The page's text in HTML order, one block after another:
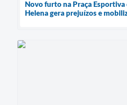
Novo furto na Praça
Helena gera prejuízos e